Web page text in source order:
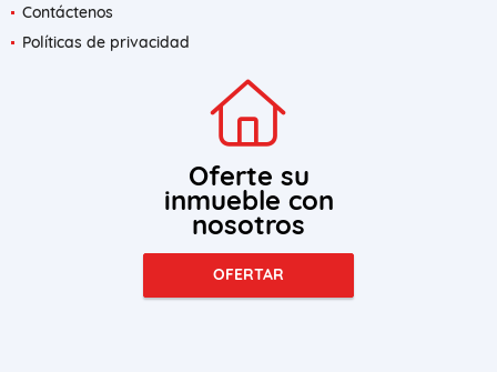
Contáctenos
Políticas de privacidad
Oferte su
inmueble con
nosotros
OFERTAR